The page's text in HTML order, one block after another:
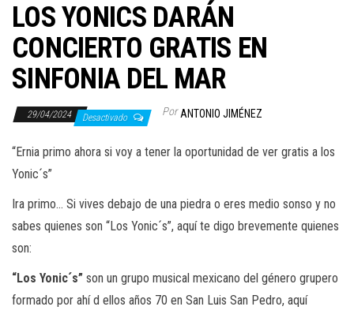
LOS YONICS DARÁN
CONCIERTO GRATIS EN
SINFONIA DEL MAR
29/04/2024 Desactivado Por ANTONIO JIMÉNEZ
“Ernia primo ahora si voy a tener la oportunidad de ver gratis a los
Yonic´s”
Ira primo… Si vives debajo de una piedra o eres medio sonso y no
sabes quienes son “Los Yonic´s”, aquí te digo brevemente quienes
son:
“Los Yonic´s” son un grupo musical mexicano del género grupero
formado por ahí d ellos años 70 en San Luis San Pedro, aquí